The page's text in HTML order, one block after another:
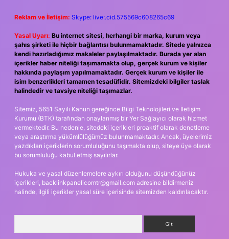
Reklam ve İletişim: Skype: live:.cid.575569c608265c69
Yasal Uyarı: Bu internet sitesi, herhangi bir marka, kurum veya
şahıs şirketi ile hiçbir bağlantısı bulunmamaktadır. Sitede yalnızca
kendi hazırladığımız makaleler paylaşılmaktadır. Burada yer alan
içerikler haber niteliği taşımamakta olup, gerçek kurum ve kişiler
hakkında paylaşım yapılmamaktadır. Gerçek kurum ve kişiler ile
isim benzerlikleri tamamen tesadüfidir. Sitemizdeki bilgiler taslak
halindedir ve tavsiye niteliği taşımazlar.
Sitemiz, 5651 Sayılı Kanun gereğince Bilgi Teknolojileri ve İletişim
Kurumu (BTK) tarafından onaylanmış bir Yer Sağlayıcı olarak hizmet
vermektedir. Bu nedenle, sitedeki içerikleri proaktif olarak denetleme
veya araştırma yükümlülüğümüz bulunmamaktadır. Ancak, üyelerimiz
yazdıkları içeriklerin sorumluluğunu taşımakta olup, siteye üye olarak
bu sorumluluğu kabul etmiş sayılırlar.
Hukuka ve yasal düzenlemelere aykırı olduğunu düşündüğünüz
içerikleri, backlinkpanelicomtr@gmail.com adresine bildirmeniz
halinde, ilgili içerikler yasal süre içerisinde sitemizden kaldırılacaktır.